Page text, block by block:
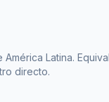
América Latina.
directo.